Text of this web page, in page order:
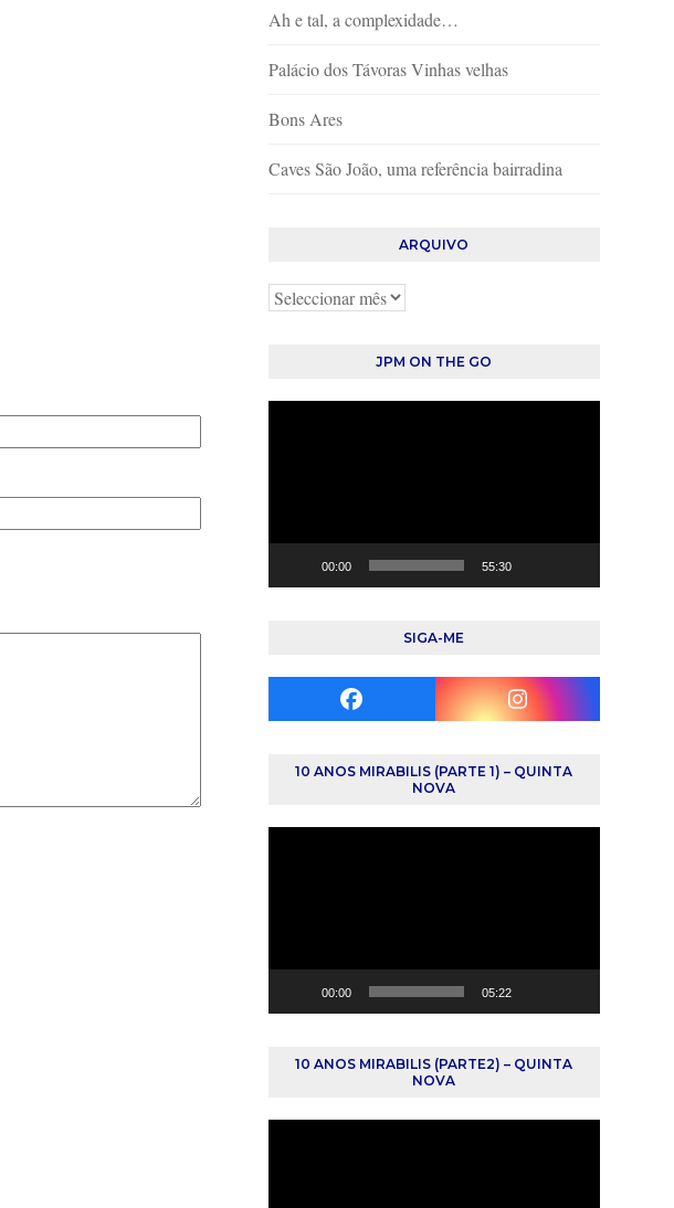
Ah e tal, a complexidade…
Palácio dos Távoras Vinhas velhas
Bons Ares
Caves São João, uma referência bairradina
ARQUIVO
Arquivo
JPM ON THE GO
00:00 55:30
SIGA-ME
Facebook Instagram
10 ANOS MIRABILIS (PARTE 1) – QUINTA
NOVA
00:00 05:22
10 ANOS MIRABILIS (PARTE2) – QUINTA
NOVA